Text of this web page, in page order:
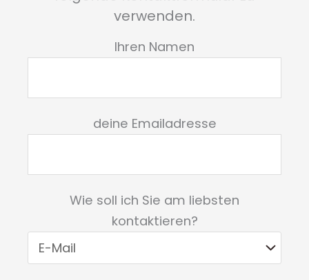
verwenden.
Ihren Namen
deine Emailadresse
Wie soll ich Sie am liebsten
kontaktieren?